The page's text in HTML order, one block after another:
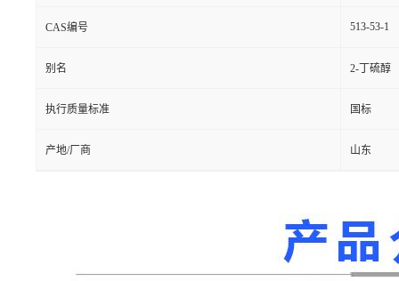
CAS编号 513-53-1
别名 2-丁硫醇
执行质量标准 国标
产地/厂商 山东